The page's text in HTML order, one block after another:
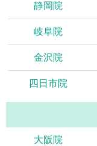
静岡院
岐阜院
金沢院
四日市院
大阪院